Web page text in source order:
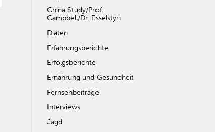
China Study/Prof.
Campbell/Dr. Esselstyn
Diäten
Erfahrungsberichte
Erfolgsberichte
Ernährung und Gesundheit
Fernsehbeiträge
Interviews
Jagd